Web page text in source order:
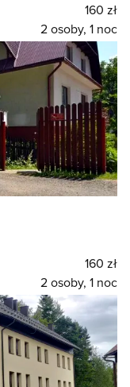
160 zł
2 osoby, 1 noc
160 zł
2 osoby, 1 noc